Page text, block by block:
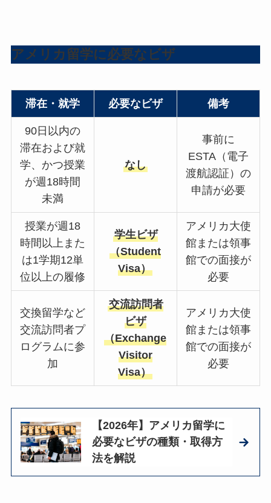
アメリカ留学に必要なビザ
滞在・就学 必要なビザ 備考
90日以内の
滞在および就
学、かつ授業
が週18時間
未満
なし
事前に
ESTA（電子
渡航認証）の
申請が必要
授業が週18
時間以上また
は1学期12単
位以上の履修
学生ビザ
（Student
Visa）
アメリカ大使
館または領事
館での面接が
必要
交換留学など
交流訪問者プ
ログラムに参
加
交流訪問者
ビザ
（Exchange
Visitor
Visa）
アメリカ大使
館または領事
館での面接が
必要
【2026年】アメリカ留学に
必要なビザの種類・取得方
法を解説